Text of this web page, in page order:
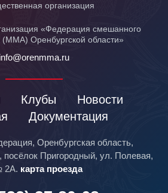
организация
«Федерация смешанного
(ММА) Оренбургской области»
info@orenmma.ru
Клубы
Новости
Документация
Оренбургская область,
посёлок Пригородный, ул. Полевая,
2А. карта проезда